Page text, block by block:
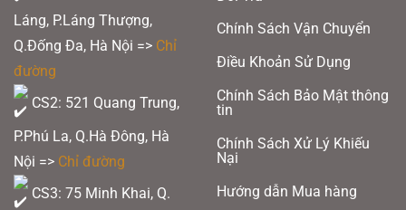
Láng, P.Láng Thượng,
Q.Đống Đa, Hà Nội => Chỉ
đường
CS2: 521 Quang Trung,
P.Phú La, Q.Hà Đông, Hà
Nội => Chỉ đường
CS3: 75 Minh Khai, Q.
Chính Sách Vận Chuyển
Điều Khoản Sử Dụng
Chính Sách Bảo Mật thông
tin
Chính Sách Xử Lý Khiếu
Nại
Hướng dẫn Mua hàng